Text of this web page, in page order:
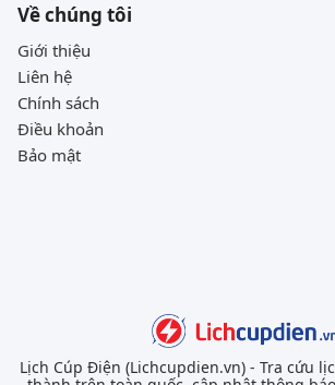
Về chúng tôi
Giới thiệu
Liên hệ
Chính sách
Điều khoản
Bảo mật
Lịch Cúp Điện (Lichcupdien.vn) - Tra cứu